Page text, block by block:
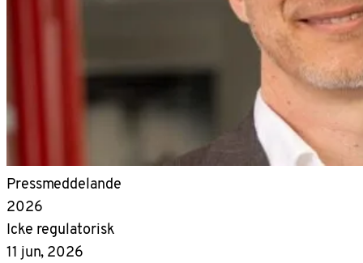
Pressmeddelande
2026
Icke regulatorisk
11 jun, 2026